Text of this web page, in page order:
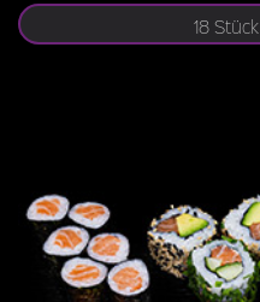
18 Stück